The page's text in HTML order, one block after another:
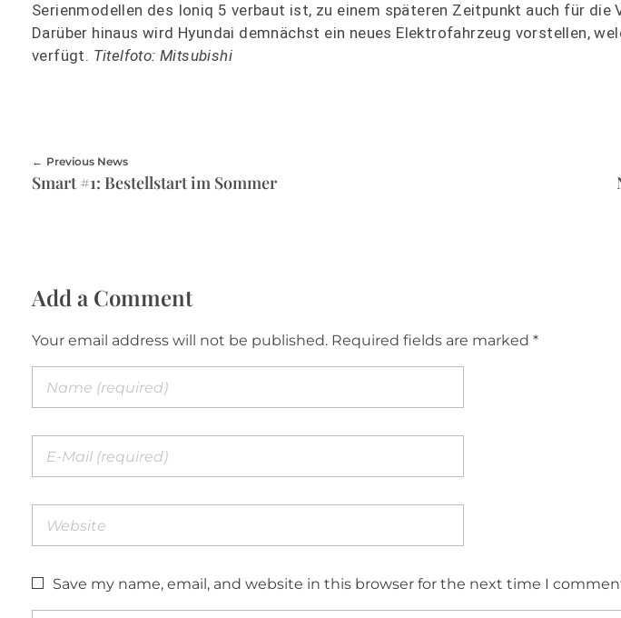
Serienmodellen des Ioniq 5 verbaut ist, zu einem späteren Zeitpunkt auch für die
Darüber hinaus wird Hyundai demnächst ein neues Elektrofahrzeug vorstellen,
verfügt. Titelfoto: Mitsubishi
Previous News
Smart #1: Bestellstart im Sommer
Add a Comment
Your email address will not be published. Required fields are marked *
Save my name, email, and website in this browser for the next time I